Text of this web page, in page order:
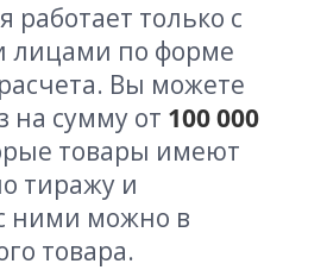
только с
лицами по форме
Вы можете
на сумму от 100 000
товары имеют
тиражу и
ними можно в
товара.